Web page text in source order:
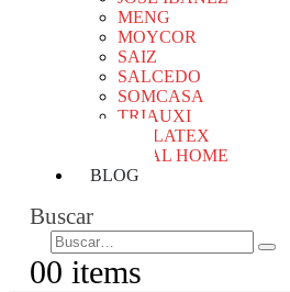
MENG
MOYCOR
SAIZ
SALCEDO
SOMCASA
TRIAUXI
VALLATEX
VICAL HOME
BLOG
Buscar
00 items